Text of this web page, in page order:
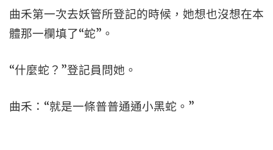
曲禾第一次去妖管所登記的時候，她想也沒想在本
體那一欄填了“蛇”。
“什麼蛇？”登記員問她。
曲禾：“就是一條普普通通小黑蛇。”